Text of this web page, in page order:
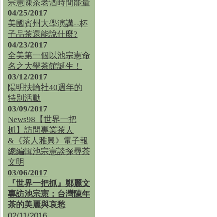
宗憲陳茶老酒時間能量
04/25/2017
美國賓州大學演講--杯
子品茶還能說什麼?
04/23/2017
全美第一個以池宗憲命
名之大學茶館誕生！
03/12/2017
陽明扶輪社40週年的
特別活動
03/09/2017
News98【世界一把
抓】訪問專業茶人
&《茶人雅興》電子報
總編輯池宗憲談探尋茶
文明
03/06/2017
『世界一把抓』鄭麗文
專訪池宗憲：台灣陳年
茶的美麗與哀愁